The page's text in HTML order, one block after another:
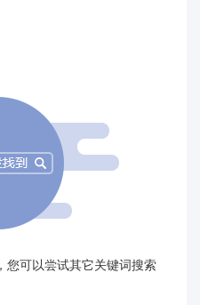
您可以尝试其它关键词搜索